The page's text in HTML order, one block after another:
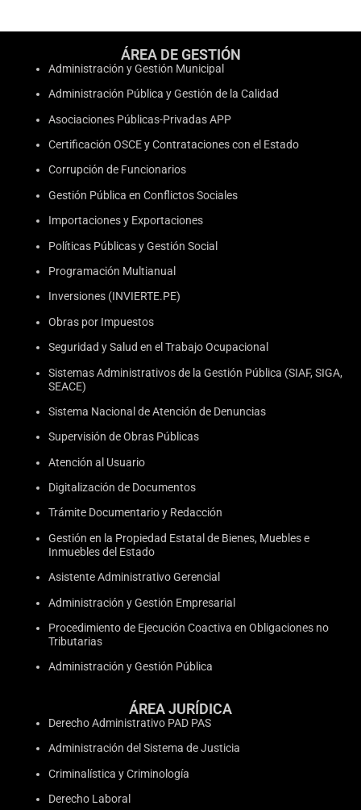
ÁREA DE GESTIÓN
Administración y Gestión Municipal
Administración Pública y Gestión de la Calidad
Asociaciones Públicas-Privadas APP
Certificación OSCE y Contrataciones con el Estado
Corrupción de Funcionarios
Gestión Pública en Conflictos Sociales
Importaciones y Exportaciones
Políticas Públicas y Gestión Social
Programación Multianual
Inversiones (INVIERTE.PE)
Obras por Impuestos
Seguridad y Salud en el Trabajo Ocupacional
Sistemas Administrativos de la Gestión Pública (SIAF, SIGA,
SEACE)
Sistema Nacional de Atención de Denuncias
Supervisión de Obras Públicas
Atención al Usuario
Digitalización de Documentos
Trámite Documentario y Redacción
Gestión en la Propiedad Estatal de Bienes, Muebles e
Inmuebles del Estado
Asistente Administrativo Gerencial
Administración y Gestión Empresarial
Procedimiento de Ejecución Coactiva en Obligaciones no
Tributarias
Administración y Gestión Pública
ÁREA JURÍDICA
Derecho Administrativo PAD PAS
Administración del Sistema de Justicia
Criminalística y Criminología
Derecho Laboral